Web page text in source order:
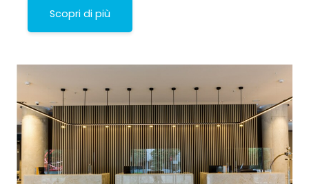
Scopri di più